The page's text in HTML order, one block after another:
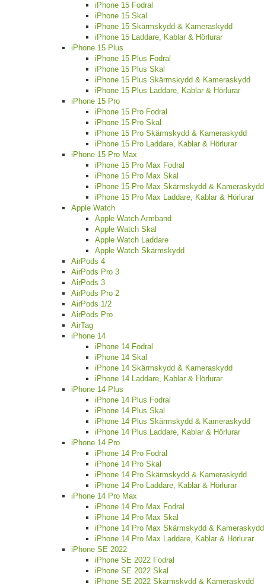
iPhone 15 Fodral
iPhone 15 Skal
iPhone 15 Skärmskydd & Kameraskydd
iPhone 15 Laddare, Kablar & Hörlurar
iPhone 15 Plus
iPhone 15 Plus Fodral
iPhone 15 Plus Skal
iPhone 15 Plus Skärmskydd & Kameraskydd
iPhone 15 Plus Laddare, Kablar & Hörlurar
iPhone 15 Pro
iPhone 15 Pro Fodral
iPhone 15 Pro Skal
iPhone 15 Pro Skärmskydd & Kameraskydd
iPhone 15 Pro Laddare, Kablar & Hörlurar
iPhone 15 Pro Max
iPhone 15 Pro Max Fodral
iPhone 15 Pro Max Skal
iPhone 15 Pro Max Skärmskydd & Kameraskydd
iPhone 15 Pro Max Laddare, Kablar & Hörlurar
Apple Watch
Apple Watch Armband
Apple Watch Skal
Apple Watch Laddare
Apple Watch Skärmskydd
AirPods 4
AirPods Pro 3
AirPods 3
AirPods Pro 2
AirPods 1/2
AirPods Pro
AirTag
iPhone 14
iPhone 14 Fodral
iPhone 14 Skal
iPhone 14 Skärmskydd & Kameraskydd
iPhone 14 Laddare, Kablar & Hörlurar
iPhone 14 Plus
iPhone 14 Plus Fodral
iPhone 14 Plus Skal
iPhone 14 Plus Skärmskydd & Kameraskydd
iPhone 14 Plus Laddare, Kablar & Hörlurar
iPhone 14 Pro
iPhone 14 Pro Fodral
iPhone 14 Pro Skal
iPhone 14 Pro Skärmskydd & Kameraskydd
iPhone 14 Pro Laddare, Kablar & Hörlurar
iPhone 14 Pro Max
iPhone 14 Pro Max Fodral
iPhone 14 Pro Max Skal
iPhone 14 Pro Max Skärmskydd & Kameraskydd
iPhone 14 Pro Max Laddare, Kablar & Hörlurar
iPhone SE 2022
iPhone SE 2022 Fodral
iPhone SE 2022 Skal
iPhone SE 2022 Skärmskydd & Kameraskydd